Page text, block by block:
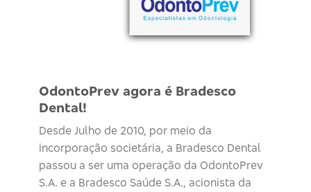
OdontoPrev agora é Bradesco
Dental!
Desde Julho de 2010, por meio da
incorporação societária, a Bradesco Dental
passou a ser uma operação da OdontoPrev
S.A. e a Bradesco Saúde S.A., acionista da